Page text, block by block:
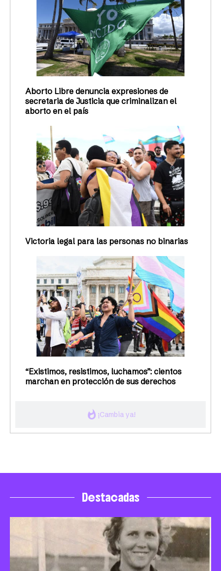
whatshot ¡Cambia ya!
Aborto Libre denuncia expresiones de
secretaria de Justicia que criminalizan el
aborto en el país
Victoria legal para las personas no binarias
“Existimos, resistimos, luchamos”: cientos
marchan en protección de sus derechos
Destacadas